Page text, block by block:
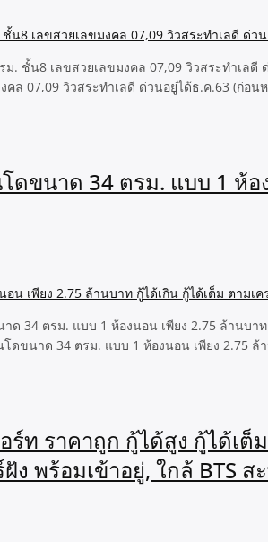
ชั้น8 เลขสวยเลขมงคล 07,09 วิวสระทำเล
ล 07,09 วิวสระทำเลดี ด่วนอยู่ได้ธ.ค.63 (ก่อ
ขนาด 34 ตรม. แบบ 1 ห้อ
34 ตรม. แบบ 1 ห้องนอน เพียง 2.75 ล้านบา
าด 34 ตรม. แบบ 1 ห้องนอน เพียง 2.75 ล้า
ท ราคาถูก กู้ได้สูง กู้ได้เต็
พร้อมเข้าอยู่, ใกล้ BTS ส